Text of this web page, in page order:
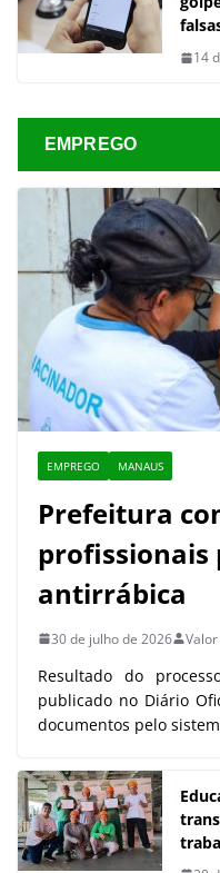
14
EMPREGO
EMPREGO MANAUS
Prefeitura
profissionais
antirrábica
30 de julho de 2026
Resultado do
publicado no Diário
documentos pelo